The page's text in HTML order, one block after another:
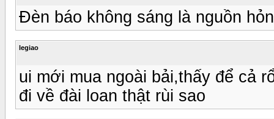
Đèn báo không sáng là nguồn
legiao
ui mới mua ngoài bải,thấy để cả
đi về đài loan thật rùi sao